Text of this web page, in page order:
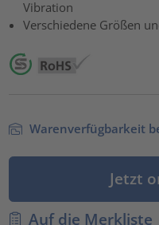
Vibration
Verschiedene Größen
Warenverfügbarkeit
Jetzt
Auf die Merkliste